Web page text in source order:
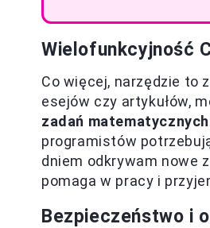
Wielofunkcyjność
Co więcej, narzędzie to
esejów czy artykułów,
zadań matematycznych
programistów
dniem odkrywam nowe
pomaga w pracy i
Bezpieczeństwo i